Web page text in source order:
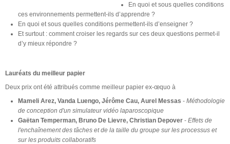
En quoi et sous quelles conditions
ces environnements permettent-ils d’apprendre ?
En quoi et sous quelles conditions permettent-ils d’enseigner ?
Et surtout : comment croiser les regards sur ces deux questions permet-il
d’y mieux répondre ?
Lauréats du meilleur papier
Deux prix ont été attribués comme meilleur papier ex-œquo à
Mameli Arez, Vanda Luengo, Jérôme Cau, Aurel Messas - Méthodologie
de conception d'un simulateur vidéo laparoscopique
Gaëtan Temperman, Bruno De Lievre, Christian Depover - Effets de
l'enchaînement des tâches et de la taille du groupe sur les processus et
sur les produits collaboratifs